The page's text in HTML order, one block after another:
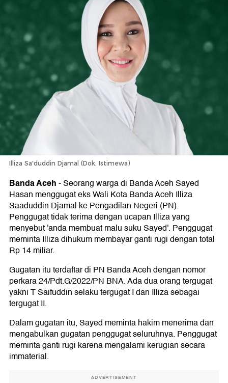
Illiza Sa'duddin Djamal (Dok. Istimewa)
Banda Aceh-Seorang warga di Banda Aceh Sayed
Hasan menggugat eks Wali Kota Banda Aceh Illiza
Saaduddin Djamal ke Pengadilan Negeri (PN).
Penggugat tidak terima dengan ucapan Illiza yang
menyebut 'anda membuat malu suku Sayed'. Penggugat
meminta Illiza dihukum membayar ganti rugi dengan total
Rp 14 miliar.
Gugatan itu terdaftar di PN Banda Aceh dengan nomor
perkara 24/Pdt.G/2022/PN BNA. Ada dua orang tergugat
yakni T Saifuddin selaku tergugat I dan Illiza sebagai
tergugat II.
Dalam gugatan itu, Sayed meminta hakim menerima dan
mengabulkan gugatan penggugat seluruhnya. Penggugat
meminta ganti rugi karena mengalami kerugian secara
immaterial.
ADVERTISEMENT